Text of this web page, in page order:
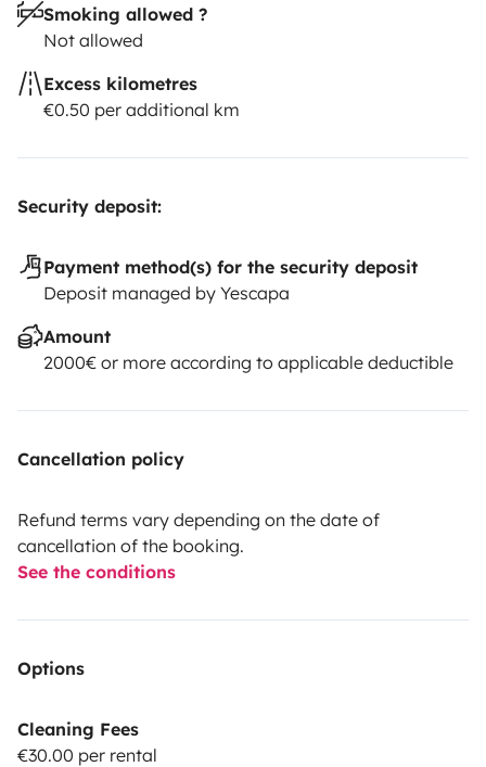
Smoking allowed ?
Not allowed
Excess kilometres
€0.50 per additional km
Security deposit:
Payment method(s) for the security deposit
Deposit managed by Yescapa
Amount
2000€ or more according to applicable deductible
Cancellation policy
Refund terms vary depending on the date of
cancellation of the booking.
See the conditions
Options
Cleaning Fees
€30.00 per rental